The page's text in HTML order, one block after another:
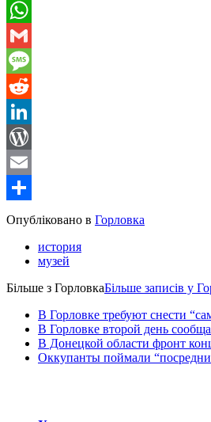
Telegram
WhatsApp
Gmail
Message
Reddit
LinkedIn
WordPress
Email
Share
Опубліковано в Горловка
история
музей
Більше з ГорловкаБільше записів у
В Горловке требуют снести
В Горловке второй день
В Донецкой области фронт
Оккупанты поймали